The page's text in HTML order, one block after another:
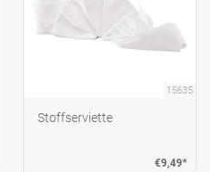
15635
Stoffserviette
€9,49*